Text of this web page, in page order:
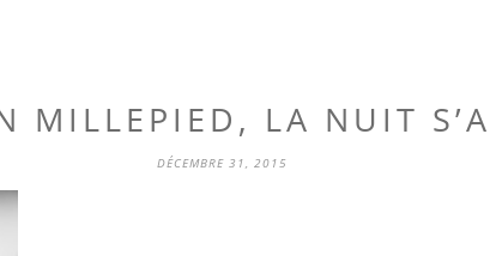
MILLEPIED, LA NUIT
DÉCEMBRE 31, 2015